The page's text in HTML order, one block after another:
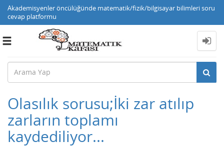
Akademisyenler öncülüğünde matematik/fizik/bilgisayar bilimleri soru
cevap platformu
Toggle
Olasılık sorusu;İki zar atılıp
zarların toplamı
kaydediliyor...